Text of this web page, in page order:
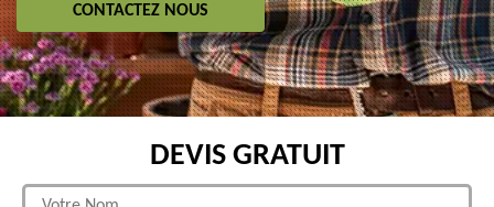
CONTACTEZ NOUS
DEVIS GRATUIT